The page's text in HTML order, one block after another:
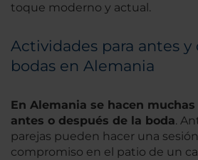
toque moderno y actual.
Actividades para antes y
bodas en Alemania
En Alemania se hacen
antes o después de la boda.
parejas pueden hacer una
compromiso en el patio de un